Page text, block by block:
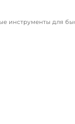
инструменты для